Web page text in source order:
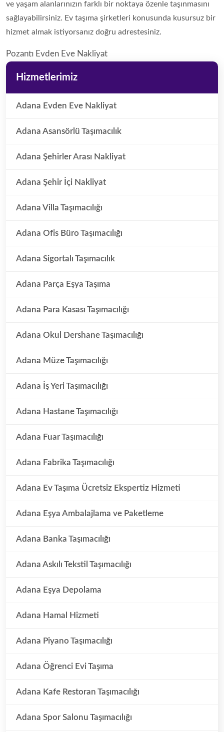
ve yaşam alanlarınızın farklı bir noktaya özenle taşınmasını
sağlayabilirsiniz. Ev taşıma şirketleri konusunda kusursuz bir
hizmet almak istiyorsanız doğru adrestesiniz.
Pozantı‎ Evden Eve Nakliyat
Hizmetlerimiz
Adana Evden Eve Nakliyat
Adana Asansörlü Taşımacılık
Adana Şehirler Arası Nakliyat
Adana Şehir İçi Nakliyat
Adana Villa Taşımacılığı
Adana Ofis Büro Taşımacılığı
Adana Sigortalı Taşımacılık
Adana Parça Eşya Taşıma
Adana Para Kasası Taşımacılığı
Adana Okul Dershane Taşımacılığı
Adana Müze Taşımacılığı
Adana İş Yeri Taşımacılığı
Adana Hastane Taşımacılığı
Adana Fuar Taşımacılığı
Adana Fabrika Taşımacılığı
Adana Ev Taşıma Ücretsiz Ekspertiz Hizmeti
Adana Eşya Ambalajlama ve Paketleme
Adana Banka Taşımacılığı
Adana Askılı Tekstil Taşımacılığı
Adana Eşya Depolama
Adana Hamal Hizmeti
Adana Piyano Taşımacılığı
Adana Öğrenci Evi Taşıma
Adana Kafe Restoran Taşımacılığı
Adana Spor Salonu Taşımacılığı